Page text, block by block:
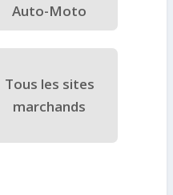
Auto-Moto
Tous les sites
marchands